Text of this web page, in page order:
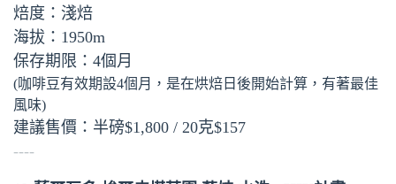
焙度：淺焙
海拔：1950m
保存期限：4個月
(咖啡豆有效期設4個月，是在烘焙日後開始計算，有著最佳
風味)
建議售價：半磅$1,800 / 20克$157
----